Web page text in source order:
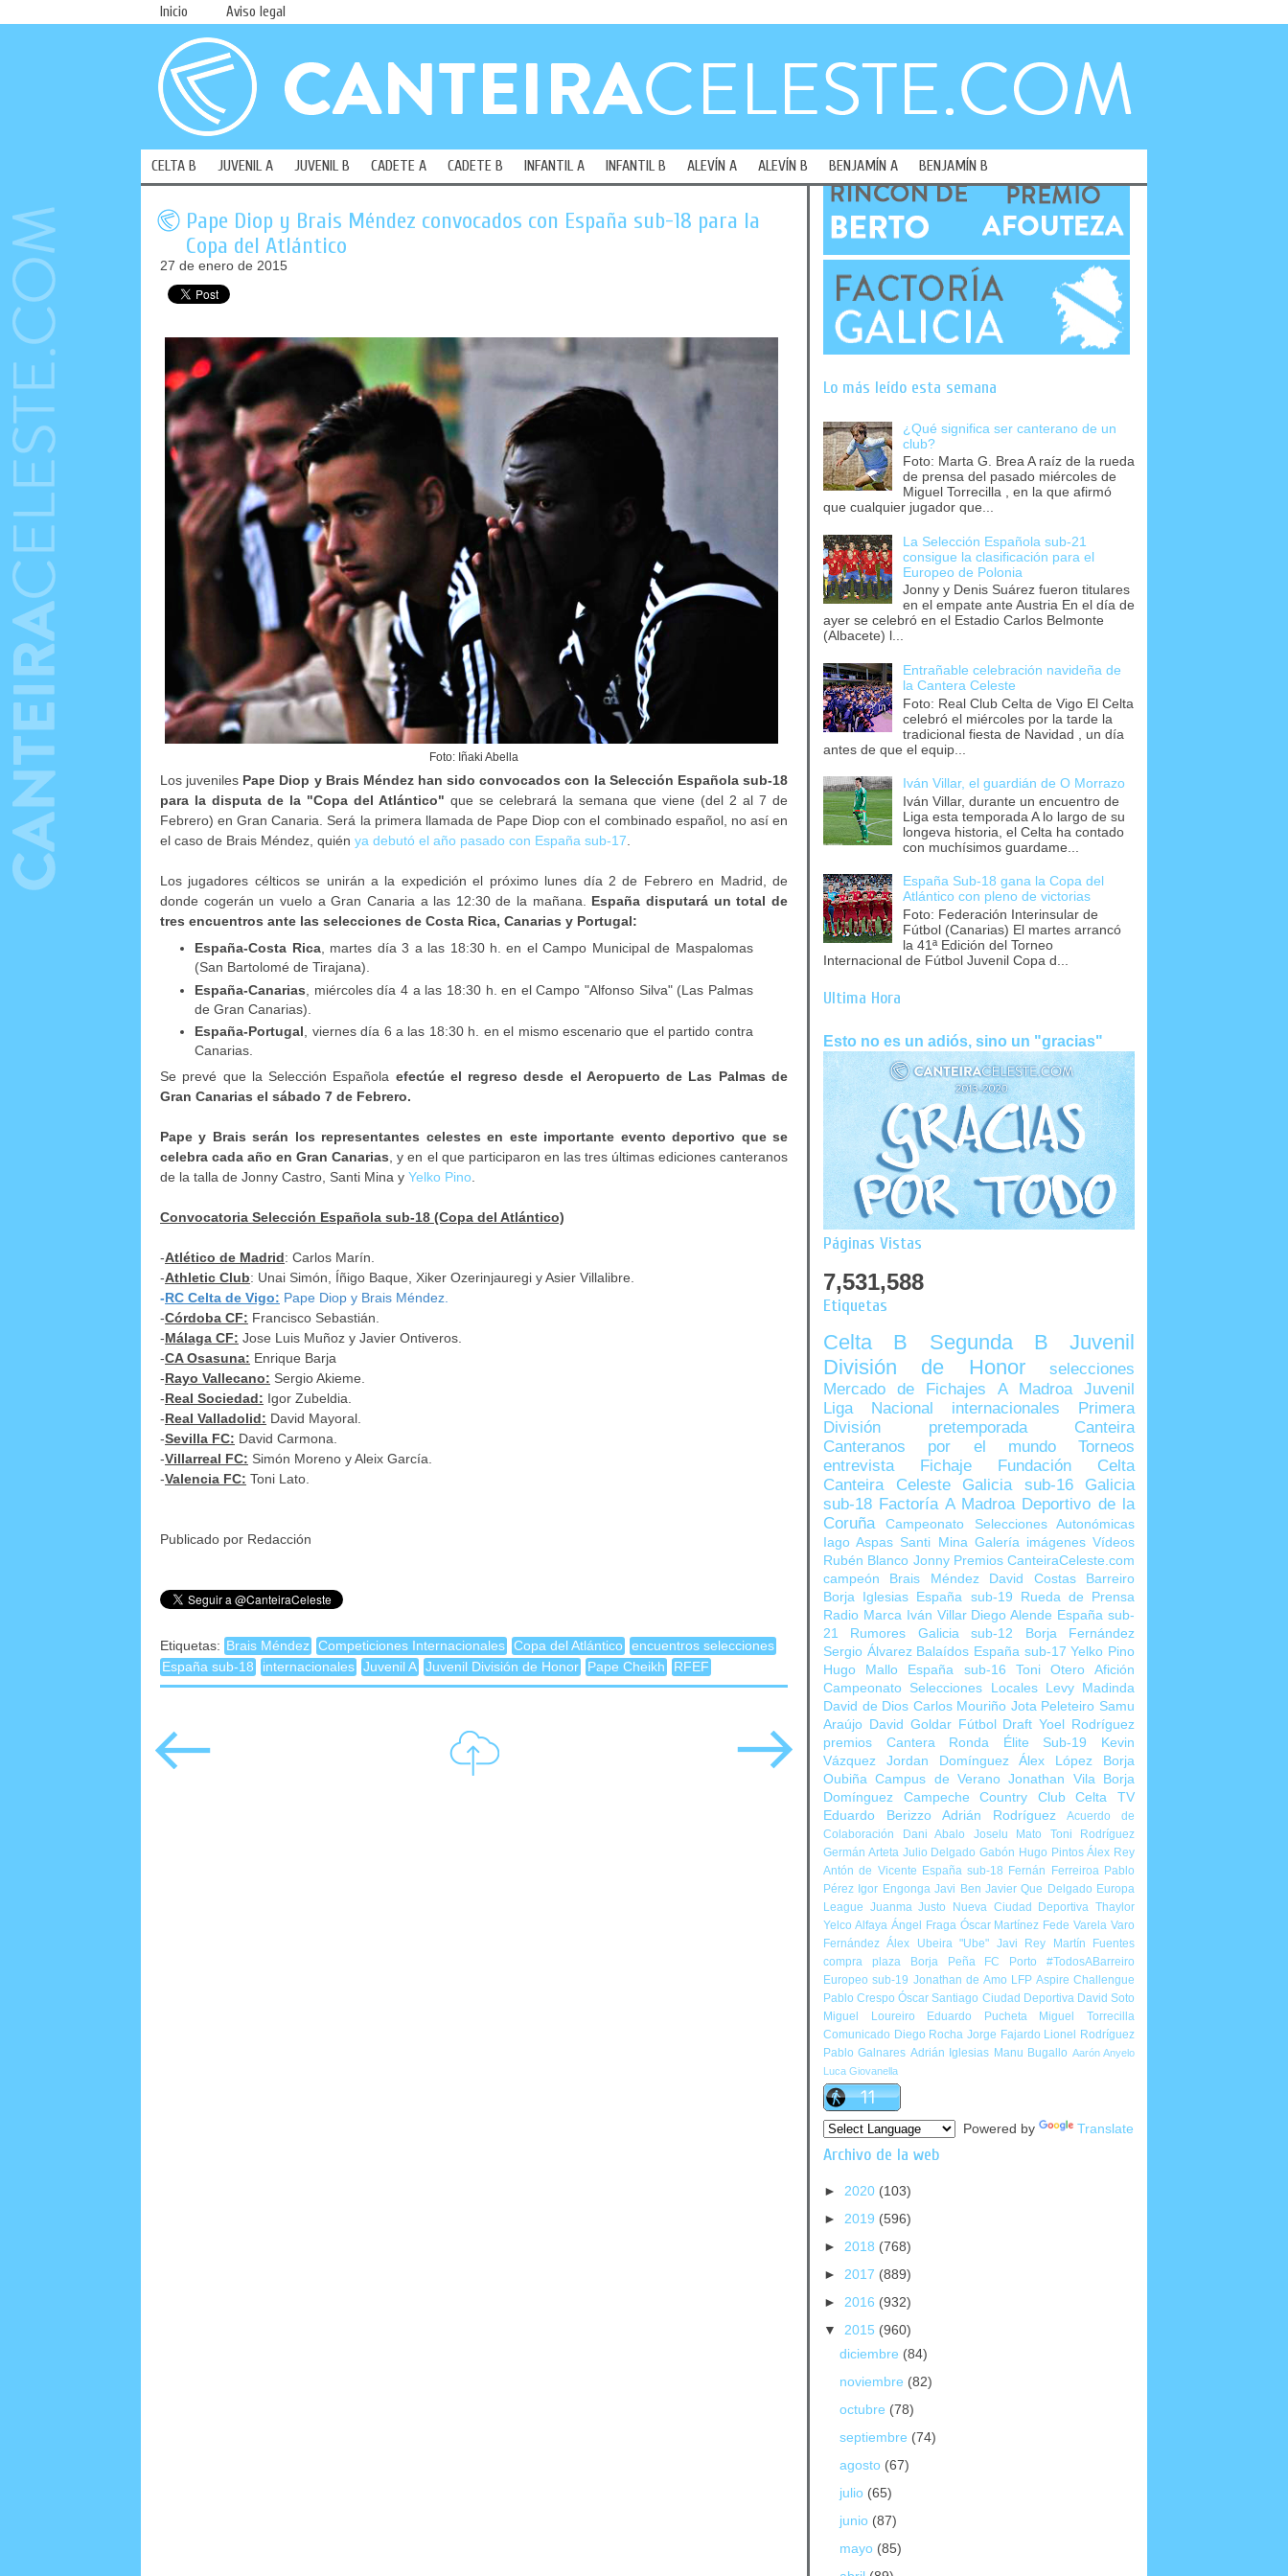
Inicio Aviso legal
CELTA B JUVENIL A JUVENIL B CADETE A CADETE B INFANTIL A INFANTIL B ALEVÍN A ALEVÍN B BENJAMÍN A BENJAMÍN B
Pape Diop y Brais Méndez convocados con España sub-18 para la
Copa del Atlántico
27 de enero de 2015
Foto: Iñaki Abella
Los juveniles Pape Diop y Brais Méndez han sidoconvocados con la Selección Española sub-18
para la disputa de la "Copa del Atlántico" que se celebrará la semana que viene (del 2 al 7 de
Febrero) en Gran Canaria. Será la primera llamada de Pape Diop con el combinado español, no así en
el caso de Brais Méndez, quién ya debutó el año pasado con España sub-17
Los jugadores célticos se unirán a la expedición el próximo lunes día 2 de Febrero en Madrid, de
donde cogerán un vuelo a Gran Canaria a las 12:30 de la mañana. España disputará un total de
tres encuentros ante las selecciones de Costa Rica, Canarias y Portugal:
España-Costa Rica, martes día 3 a las 18:30 h. en el Campo Municipal de Maspalomas
(San Bartolomé de Tirajana).
España-Canarias , miércoles día 4 a las 18:30 h. en el Campo "Alfonso Silva" (Las Palmas
de Gran Canarias).
España-Portugal, viernes día 6 a las 18:30 h. en el mismo escenario que el partido contra
Canarias.
Se prevé que la Selección Española efectúe el regreso desde el Aeropuerto de Las Palmas de
Gran Canarias el sábado 7 de Febrero.
Pape y Brais serán los representantes celestes en este importante evento deportivo que se
celebra cada año en Gran Canarias, y en el que participaron en las tres últimas ediciones canteranos
de la talla de Jonny Castro, Santi Mina y Yelko Pino.
Convocatoria Selección Española sub-18 (Copa del Atlántico)
-Atlético de Madrid: Carlos Marín.
-Athletic Club: Unai Simón, Íñigo Baque, Xiker Ozerinjauregi y Asier Villalibre.
-RC Celta de Vigo: Pape Diop y Brais Méndez.
-Córdoba CF: Francisco Sebastián.
-Málaga CF: Jose Luis Muñoz y Javier Ontiveros.
-CA Osasuna: Enrique Barja
-Rayo Vallecano: Sergio Akieme.
-Real Sociedad: Igor Zubeldia.
-Real Valladolid: David Mayoral.
-Sevilla FC: David Carmona.
-Villarreal FC: Simón Moreno y Aleix García.
-Valencia FC: Toni Lato.
Publicado por Redacción
Etiquetas: Brais Méndez Competiciones Internacionales Copa del Atlántico encuentros selecciones
España sub-18
internacionales Juvenil A Juvenil División de Honor Pape Cheikh RFEF
Lo más leído esta semana
¿Qué significa ser canterano de un
club?
Foto: Marta G. Brea A raíz de la rueda
de prensa del pasado miércoles de
Miguel Torrecilla , en la que afirmó
que cualquier jugador que...
La Selección Española sub-21
consigue la clasificación para el
Europeo de Polonia
Jonny y Denis Suárez fueron titulares
en el empate ante Austria En el día de
ayer se celebró en el Estadio Carlos Belmonte
(Albacete) l...
Entrañable celebración navideña de
la Cantera Celeste
Foto: Real Club Celta de Vigo El Celta
celebró el miércoles por la tarde la
tradicional fiesta de Navidad , un día
antes de que el equip...
Iván Villar, el guardián de O Morrazo
Iván Villar, durante un encuentro de
Liga esta temporada A lo largo de su
longeva historia, el Celta ha contado
con muchísimos guardame...
España Sub-18 gana la Copa del
Atlántico con pleno de victorias
Foto: Federación Interinsular de
Fútbol (Canarias) El martes arrancó
la 41ª Edición del Torneo
Internacional de Fútbol Juvenil Copa d...
Última Hora
Esto no es un adiós, sino un "gracias"
Páginas Vistas
7,531,588
Etiquetas
Celta B Segunda B
Juvenil
División de Honor
selecciones
Mercado de Fichajes
A Madroa
Juvenil
Liga Nacional
internacionales
Primera
División
pretemporada
Canteira
Canteranos por el mundo
Torneos
entrevista
Fichaje
Fundación Celta
Canteira Celeste
Galicia sub-16
Galicia
sub-18 Factoría A Madroa Deportivo de la
Coruña
Campeonato Selecciones Autonómicas
Iago Aspas Santi Mina Galería imágenes Vídeos
Rubén Blanco Jonny Premios CanteiraCeleste.com
campeón
Brais Méndez David Costas
Barreiro
Borja Iglesias
España sub-19
Rueda de Prensa
Radio Marca
Iván Villar Diego Alende España sub-
21
Rumores Galicia sub-12
Borja Fernández
Sergio Álvarez Balaídos España sub-17 Yelko Pino
Hugo Mallo
España sub-16 Toni Otero
Afición
Campeonato Selecciones Locales
Levy Madinda
David de Dios Carlos Mouriño Jota Peleteiro Samu
Araújo David Goldar Fútbol Draft Yoel Rodríguez
premios Cantera
Ronda Élite Sub-19
Kevin
Vázquez
Jordan Domínguez Álex López
Borja
Oubiña Campus de Verano Jonathan Vila
Borja
Domínguez
Campeche Country Club
Celta TV
Eduardo Berizzo
Adrián Rodríguez
Acuerdo de
Colaboración
Dani Abalo Joselu Mato
Toni Rodríguez
Germán Arteta Julio Delgado Gabón Hugo Pintos Álex Rey
Antón de Vicente España sub-18 Fernán Ferreiroa Pablo
Pérez Igor Engonga Javi Ben Javier Que Delgado Europa
League Juanma Justo Nueva Ciudad Deportiva Thaylor
Yelco Alfaya Ángel Fraga Óscar Martínez Fede Varela Varo
Fernández Álex Ubeira "Ube" Javi Rey
Martín Fuentes
compra plaza
Borja Peña FC Porto
#TodosABarreiro
Europeo sub-19 Jonathan de Amo LFP Aspire Challengue
Pablo Crespo Óscar Santiago Ciudad Deportiva David Soto
Miguel Loureiro
Eduardo Pucheta
Miguel Torrecilla
Comunicado Diego Rocha Jorge Fajardo Lionel Rodríguez
Pablo Galnares Adrián Iglesias Manu Bugallo Aarón Anyelo
Luca Giovanella
Powered by Translate
Archivo de la web
► 2020 (103)
► 2019 (596)
► 2018 (768)
► 2017 (889)
► 2016 (932)
▼ 2015 (960)
diciembre (84)
noviembre (82)
octubre (78)
septiembre (74)
agosto (67)
julio (65)
junio (87)
mayo (85)